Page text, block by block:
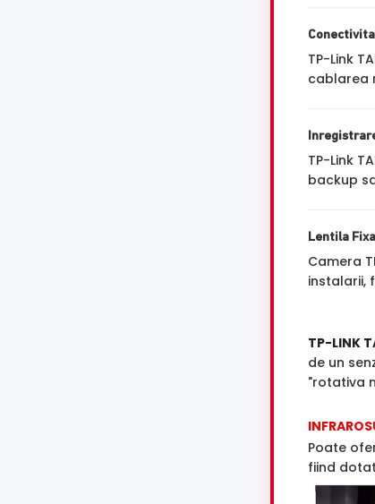
TP-Link
cablarea
TP-Link
backup
Lentila Fixa
Camera
instalarii,
TP-LINK
de un
"rotativa
Poate
fiind